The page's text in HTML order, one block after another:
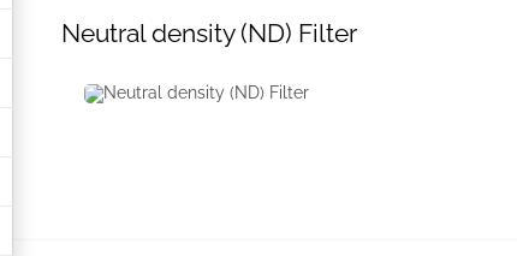
Neutral density (ND) Filter